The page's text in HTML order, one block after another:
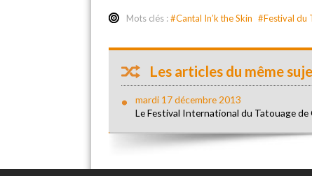
Mots clés : #Cantal In’k the Skin #Festival du
Les articles du même
mardi 17 décembre 2013
Le Festival International du Tatouage de